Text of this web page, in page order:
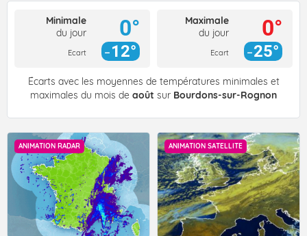
Minimale
du jour
Ecart
0°
12°
Maximale
du jour
Ecart
0°
25°
Écarts avec les moyennes de températures minimales et
maximales du mois de août sur Bourdons-sur-Rognon
ANIMATION RADAR ANIMATION SATELLITE